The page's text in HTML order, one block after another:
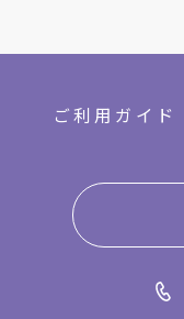
ご利用ガイド